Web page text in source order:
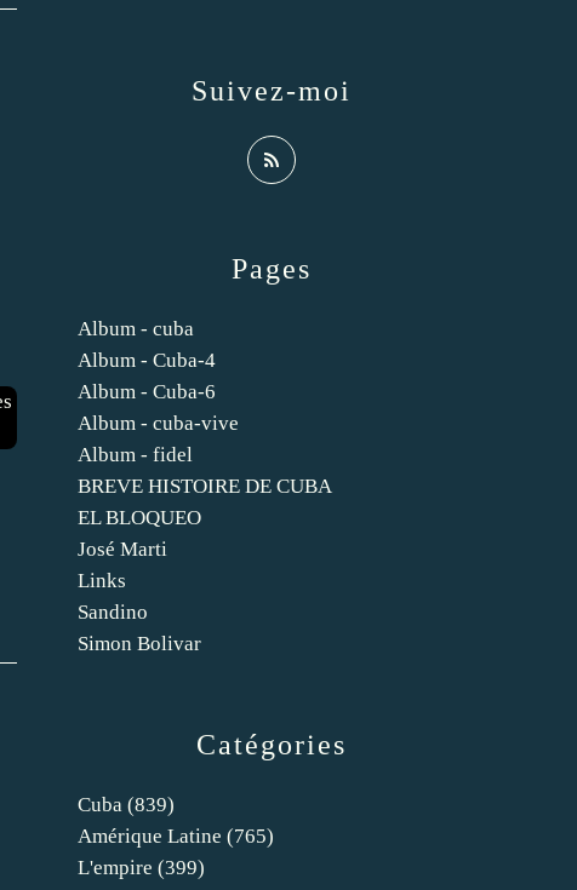
Catégories
Cuba (839)
Amérique Latine (765)
L'empire (399)
Pages
Album - cuba
Album - Cuba-4
Album - Cuba-6
Album - cuba-vive
Album - fidel
BREVE HISTOIRE DE CUBA
EL BLOQUEO
José Marti
Links
Sandino
Simon Bolivar
Suivez-moi